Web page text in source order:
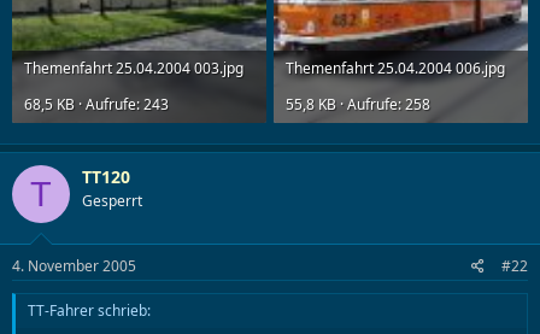
Themenfahrt 25.04.2004 003.jpg
68,5 KB · Aufrufe: 243
Themenfahrt 25.04.2004 006.jpg
55,8 KB · Aufrufe: 258
T TT120
Gesperrt
4. November 2005 #22
TT-Fahrer schrieb: